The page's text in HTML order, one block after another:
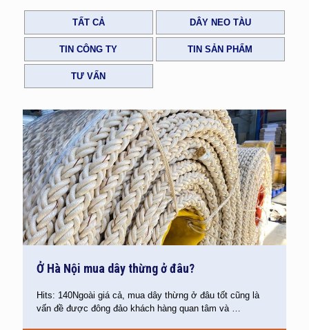
TẤT CẢ DÂY NEO TÀU
TIN CÔNG TY TIN SẢN PHẨM
TƯ VẤN
Ở Hà Nội mua dây thừng ở đâu?
Hits: 140Ngoài giá cả, mua dây thừng ở đâu tốt cũng là
vấn đề được đông đảo khách hàng quan tâm và…